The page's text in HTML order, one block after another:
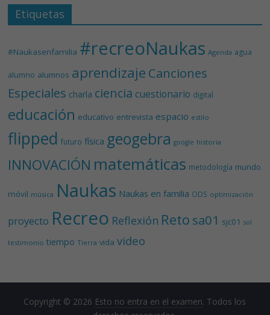
Etiquetas
#Naukasenfamilia #recreoNaukas Agenda agua
alumno alumnos aprendizaje Canciones
Especiales charla ciencia cuestionario digital
educación educativo entrevista espacio estilo
flipped futuro física geogebra google historia
INNOVACIÓN matemáticas metodología mundo
móvil música Naukas Naukas en familia ODS optimización
proyecto Recreo Reflexión Reto sa01 sjc01 sol
testimonio tiempo Tierra vida video
Copyright © 2026 Esto no entra en el examen. Todos los